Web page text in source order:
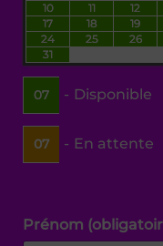
10
11 12
17
18 19
24
25 26
31
07 - Disponible
07 - En attente
Prénom